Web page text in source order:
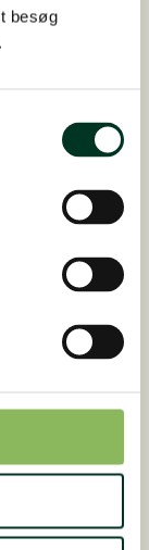
besøg